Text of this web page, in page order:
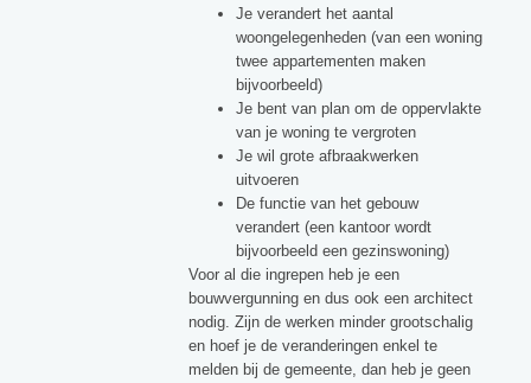
Je verandert het aantal
woongelegenheden (van een woning
twee appartementen maken
bijvoorbeeld)
Je bent van plan om de oppervlakte
van je woning te vergroten
Je wil grote afbraakwerken
uitvoeren
De functie van het gebouw
verandert (een kantoor wordt
bijvoorbeeld een gezinswoning)
Voor al die ingrepen heb je een
bouwvergunning en dus ook een architect
nodig. Zijn de werken minder grootschalig
en hoef je de veranderingen enkel te
melden bij de gemeente, dan heb je geen